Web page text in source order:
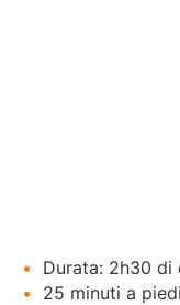
Durata: 2h30 di
25 minuti a